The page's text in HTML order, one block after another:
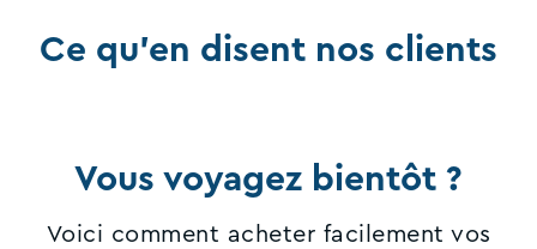
Ce qu'en disent nos clients
Vous voyagez bientôt ?
Voici comment acheter facilement vos